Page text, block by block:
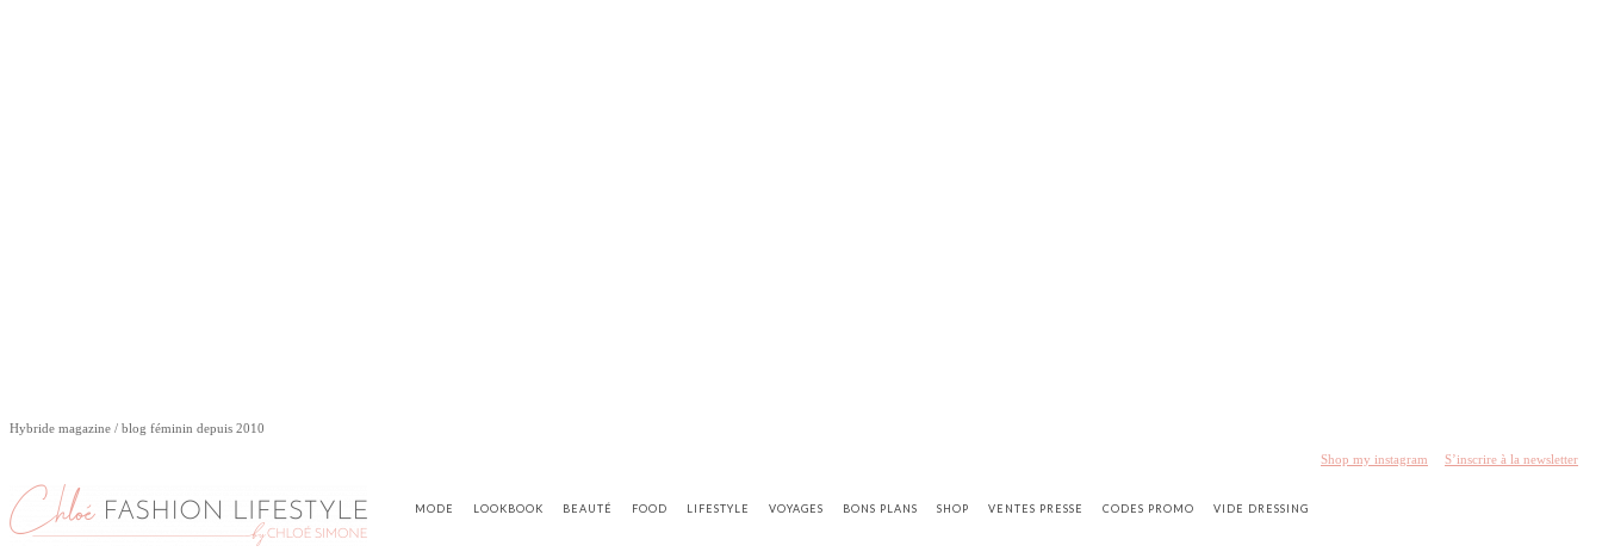
Hybride magazine / blog féminin depuis 2010
Shop my instagram S’inscrire à la newsletter
MODE LOOKBOOK BEAUTÉ FOOD LIFESTYLE VOYAGES BONS PLANS SHOP VENTES PRESSE CODES PROMO VIDE DRESSING